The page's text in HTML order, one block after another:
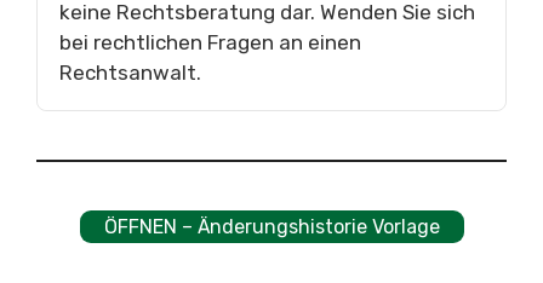
keine Rechtsberatung dar. Wenden Sie sich
bei rechtlichen Fragen an einen
Rechtsanwalt.
ÖFFNEN – Änderungshistorie Vorlage